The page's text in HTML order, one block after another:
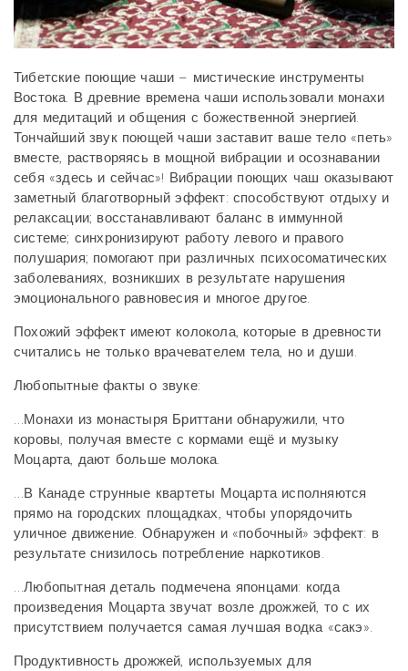
Тибетские поющие чаши – мистические инструменты
Востока. В древние времена чаши использовали монахи
для медитаций и общения с божественной энергией.
Тончайший звук поющей чаши заставит ваше тело «петь»
вместе, растворяясь в мощной вибрации и осознавании
себя «здесь и сейчас»! Вибрации поющих чаш оказывают
заметный благотворный эффект: способствуют отдыху и
релаксации; восстанавливают баланс в иммунной
системе; синхронизируют работу левого и правого
полушария; помогают при различных психосоматических
заболеваниях, возникших в результате нарушения
эмоционального равновесия и многое другое.
Похожий эффект имеют колокола, которые в древности
считались не только врачевателем тела, но и души.
Любопытные факты о звуке:
…Монахи из монастыря Бриттани обнаружили, что
коровы, получая вместе с кормами ещё и музыку
Моцарта, дают больше молока.
…В Канаде струнные квартеты Моцарта исполняются
прямо на городских площадках, чтобы упорядочить
уличное движение. Обнаружен и «побочный» эффект: в
результате снизилось потребление наркотиков.
…Любопытная деталь подмечена японцами: когда
произведения Моцарта звучат возле дрожжей, то с их
присутствием получается самая лучшая водка «сакэ».
Продуктивность дрожжей, используемых для